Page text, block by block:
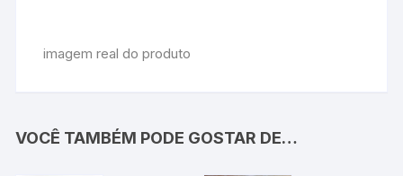
imagem real do produto
VOCÊ TAMBÉM PODE GOSTAR DE…